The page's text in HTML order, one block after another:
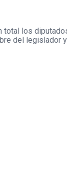
total los
del legislador